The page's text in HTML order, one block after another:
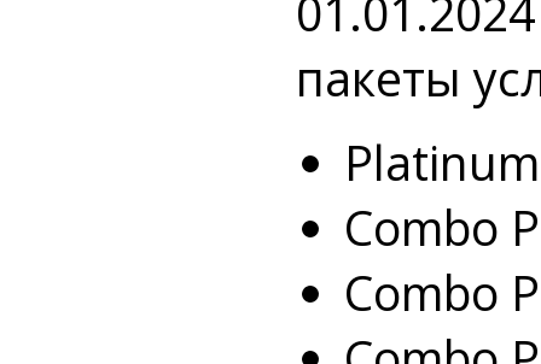
пакеты
Combo
Combo